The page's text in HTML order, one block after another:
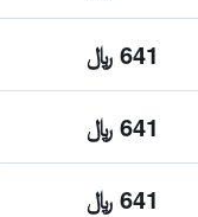
641 ﷼
641 ﷼
641 ﷼